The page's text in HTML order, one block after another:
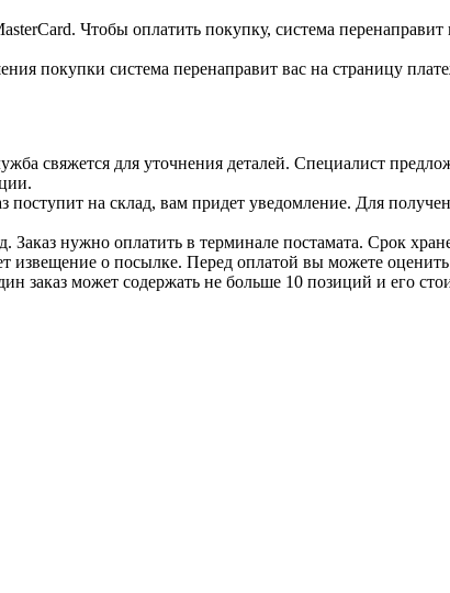
Чтобы оплатить покупку, система перенаправит
покупки система перенаправит вас на страницу
свяжется для уточнения деталей. Специалист
на склад, вам придет уведомление. Для
Заказ нужно оплатить в терминале постамата. Срок
извещение о посылке. Перед оплатой вы можете
заказ может содержать не больше 10 позиций и его